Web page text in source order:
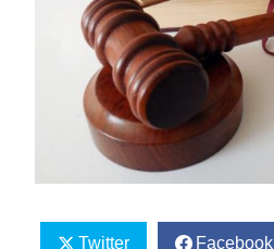
Twitter Facebook